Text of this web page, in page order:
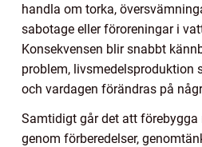
handla om torka,
sabotage eller föroreningar i
Konsekvensen blir snabbt
problem, livsmedelsproduktion
och vardagen förändras på
Samtidigt går det att förebygga
genom förberedelser,